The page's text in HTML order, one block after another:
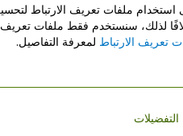
تفاصيل الشركة
ملفات تعريف الارتباط
لذلك، سنستخدم فقط ملفات تعريف
تعريف الارتباط لمعرفة التفاصيل.
التفضيلات